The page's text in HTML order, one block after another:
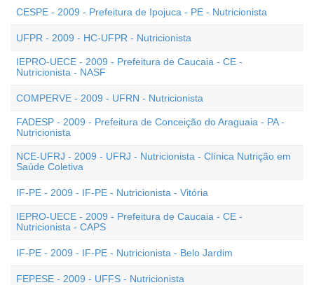
CESPE - 2009 - Prefeitura de Ipojuca - PE - Nutricionista
UFPR - 2009 - HC-UFPR - Nutricionista
IEPRO-UECE - 2009 - Prefeitura de Caucaia - CE -
Nutricionista - NASF
COMPERVE - 2009 - UFRN - Nutricionista
FADESP - 2009 - Prefeitura de Conceição do Araguaia - PA -
Nutricionista
NCE-UFRJ - 2009 - UFRJ - Nutricionista - Clínica Nutrição em
Saúde Coletiva
IF-PE - 2009 - IF-PE - Nutricionista - Vitória
IEPRO-UECE - 2009 - Prefeitura de Caucaia - CE -
Nutricionista - CAPS
IF-PE - 2009 - IF-PE - Nutricionista - Belo Jardim
FEPESE - 2009 - UFFS - Nutricionista